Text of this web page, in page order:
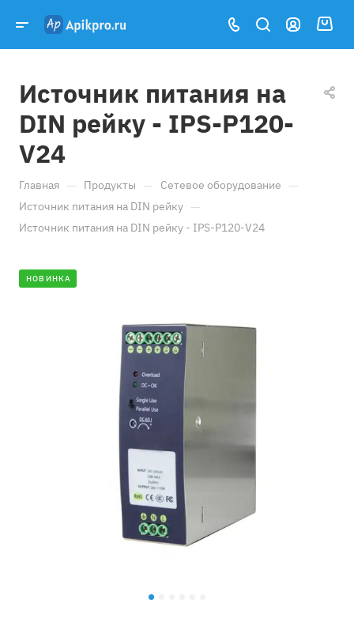
Источник питания на
DIN рейку - IPS-P120-
V24
Главная — Продукты — Сетевое оборудование —
Источник питания на DIN рейку —
Источник питания на DIN рейку - IPS-P120-V24
НОВИНКА